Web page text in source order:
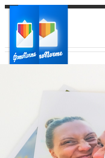
Ваш регион доставки
Выберите из списка: